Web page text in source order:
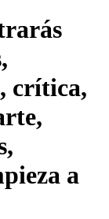
crítica,
a